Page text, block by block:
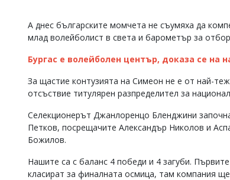
въвеждат
откриете
А днес българските момчета не съумяха да
млад волейболист в света и барометър за
Бургас е волейболен център, доказа се на
За щастие контузията на Симеон не е от най-
отсъствие титулярен разпределител за
Селекционерът Джанлоренцо Бленджини
Петков, посрещачите Александър Николов и
Божилов.
Нашите са с баланс 4 победи и 4 загуби.
класират за финалната осмица, там компания